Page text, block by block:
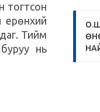
тогтсон
ерөнхий
Тийм
нь